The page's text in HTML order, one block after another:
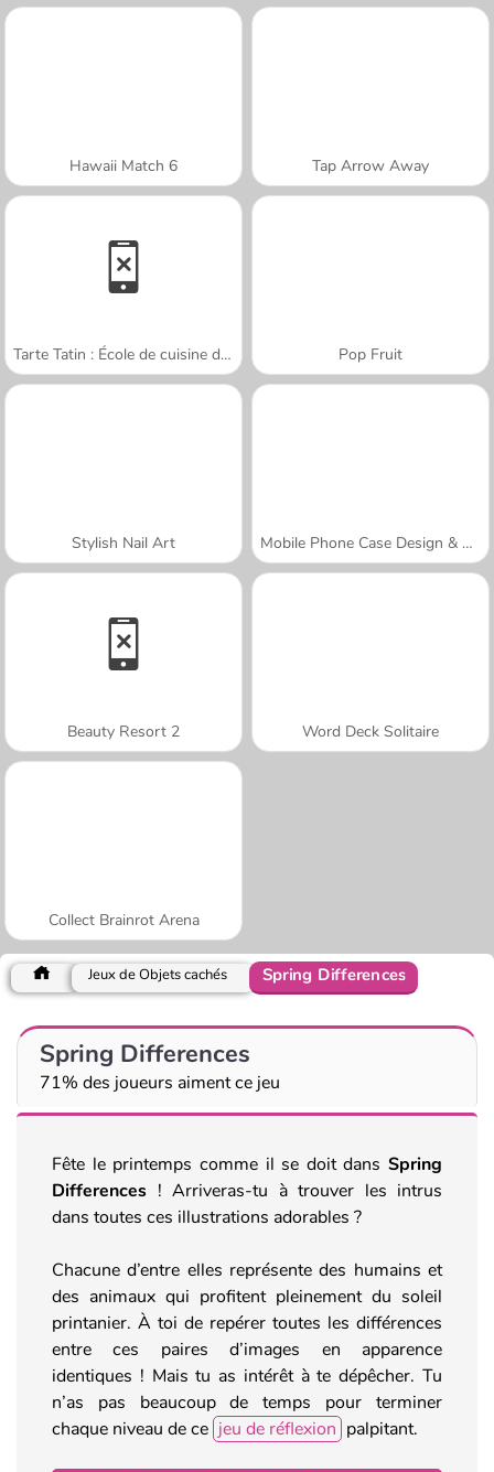
Hawaii Match 6 Tap Arrow Away
Tarte Tatin : École de cuisine de Sara Pop Fruit
Stylish Nail Art Mobile Phone Case Design & DIY
Beauty Resort 2 Word Deck Solitaire
Collect Brainrot Arena
Jeux de Objets cachés Spring Differences
Spring Differences
71% des joueurs aiment ce jeu
Fête le printemps comme il se doit dans Spring
Differences ! Arriveras-tu à trouver les intrus
dans toutes ces illustrations adorables ?
Chacune d’entre elles représente des humains et
des animaux qui profitent pleinement du soleil
printanier. À toi de repérer toutes les différences
entre ces paires d’images en apparence
identiques ! Mais tu as intérêt à te dépêcher. Tu
n’as pas beaucoup de temps pour terminer
chaque niveau de ce jeu de réflexion palpitant.